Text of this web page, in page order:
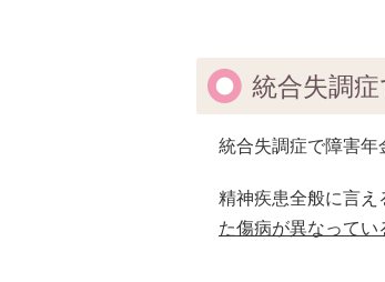
統合失調
統合失調症で障害年
精神疾患全般に言え
た傷病が異なって